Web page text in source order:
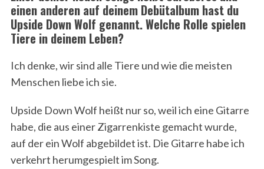
einen anderen auf deinem Debütalbum hast du
Upside Down Wolf genannt. Welche Rolle spielen
Tiere in deinem Leben?
Ich denke, wir sind alle Tiere und wie die meisten
Menschen liebe ich sie.
Upside Down Wolf heißt nur so, weil ich eine Gitarre
habe, die aus einer Zigarrenkiste gemacht wurde,
auf der ein Wolf abgebildet ist. Die Gitarre habe ich
verkehrt herumgespielt im Song.